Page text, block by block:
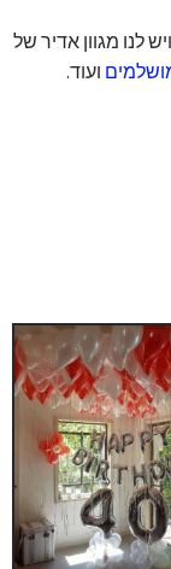
לנו מגוון אדיר של
ועוד.